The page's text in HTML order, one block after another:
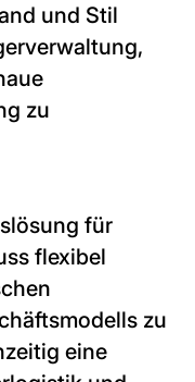
und Stil
zu
für
flexibel
zu
eine